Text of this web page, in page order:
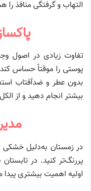
التهاب و گرفتگی منافذ را
تفاوت زیادی در اصول
پوستی را موقتاً حساس
بدون عطر و ضدآفتاب
بیشتر انجام دهید و از
در زمستان به‌دلیل خشکی
پررنگ‌تر کنید. در
اولیه اهمیت بیشتری